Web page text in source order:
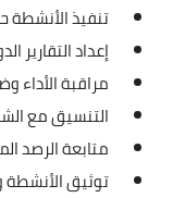
تنفيذ
إعداد التقارير
مراقبة الأداء
التنسيق مع
متابعة الرصد
توثيق